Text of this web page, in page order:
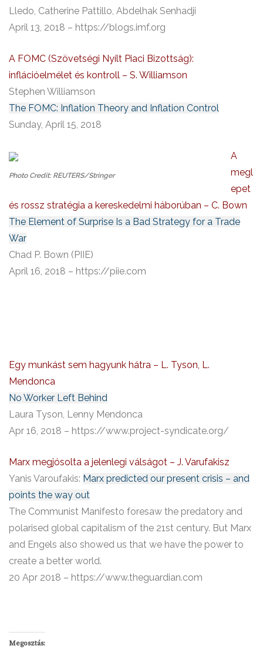
Lledo, Catherine Pattillo, Abdelhak Senhadji
April 13, 2018 – https://blogs.imf.org
A FOMC (Szövetségi Nyílt Piaci Bizottság):
inflációelmélet és kontroll – S. Williamson
Stephen Williamson
The FOMC: Inflation Theory and Inflation Control
Sunday, April 15, 2018
Photo Credit: REUTERS/Stringer
A
megl
epet
és rossz stratégia a kereskedelmi háborúban – C. Bown
The Element of Surprise Is a Bad Strategy for a Trade
War
Chad P. Bown (PIIE)
April 16, 2018 – https://piie.com
Egy munkást sem hagyunk hátra – L. Tyson, L.
Mendonca
No Worker Left Behind
Laura Tyson, Lenny Mendonca
Apr 16, 2018 – https://www.project-syndicate.org/
Marx megjósolta a jelenlegi válságot – J. Varufakisz
Yanis Varoufakis: Marx predicted our present crisis – and
points the way out
The Communist Manifesto foresaw the predatory and
polarised global capitalism of the 21st century. But Marx
and Engels also showed us that we have the power to
create a better world.
20 Apr 2018 – https://www.theguardian.com
Megosztás: